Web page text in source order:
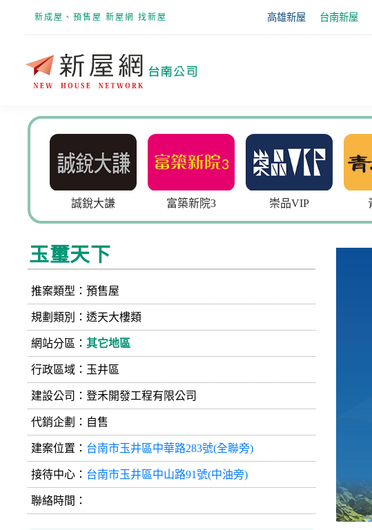
新成屋、預售屋 新屋網 找新屋 高雄新屋 台南新屋
富築新院3 崇品VIP 青石居3
玉璽天下
推案類型：預售屋
規劃類別：透天大樓類
網站分區： 其它地區
行政區域：玉井區
建設公司： 登禾開發工程有限公司
代銷企劃：自售
建案位置： 台南市玉井區中華路283號(全聯旁)
接待中心： 台南市玉井區中山路91號(中油旁)
聯絡時間：